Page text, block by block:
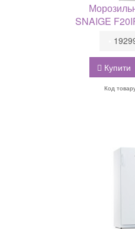
SNAIGE
Купити
Код